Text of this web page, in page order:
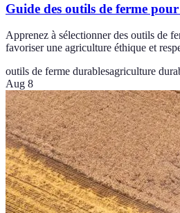
Guide des outils de ferme
Apprenez à sélectionner des outils de
favoriser une agriculture éthique et
outils de ferme durablesagriculture
Aug 8